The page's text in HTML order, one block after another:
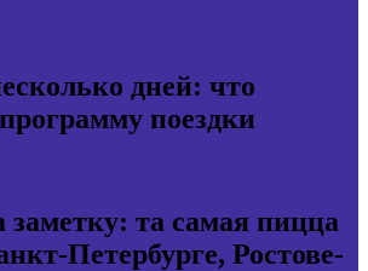
дней: что
поездки
та самая пицца
Петербурге, Ростове-